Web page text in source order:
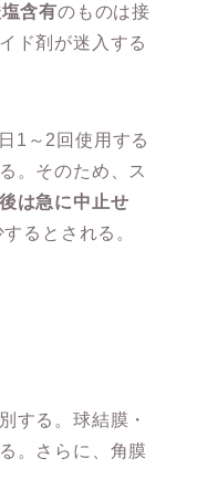
含有のものは接
ド剤が迷入する
1～2回使用する
。そのため、ス
は急に中止せ
るとされる。
する。球結膜・
。さらに、角膜